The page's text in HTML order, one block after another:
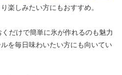
楽しみたい方にもおすすめ。
だけで簡単に氷が作れるのも魅力
を毎日味わいたい方にも向いてい